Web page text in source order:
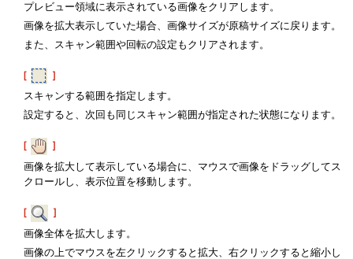
プレビュー領域に表示されている画像をクリアします。
画像を拡大表示していた場合、画像サイズが原稿サイズに戻ります。
また、スキャン範囲や回転の設定もクリアされます。
［
］
スキャンする範囲を指定します。
設定すると、次回も同じスキャン範囲が指定された状態になります。
［
］
画像を拡大して表示している場合に、マウスで画像をドラッグしてス
クロールし、表示位置を移動します。
［
］
画像全体を拡大します。
画像の上でマウスを左クリックすると拡大、右クリックすると縮小し